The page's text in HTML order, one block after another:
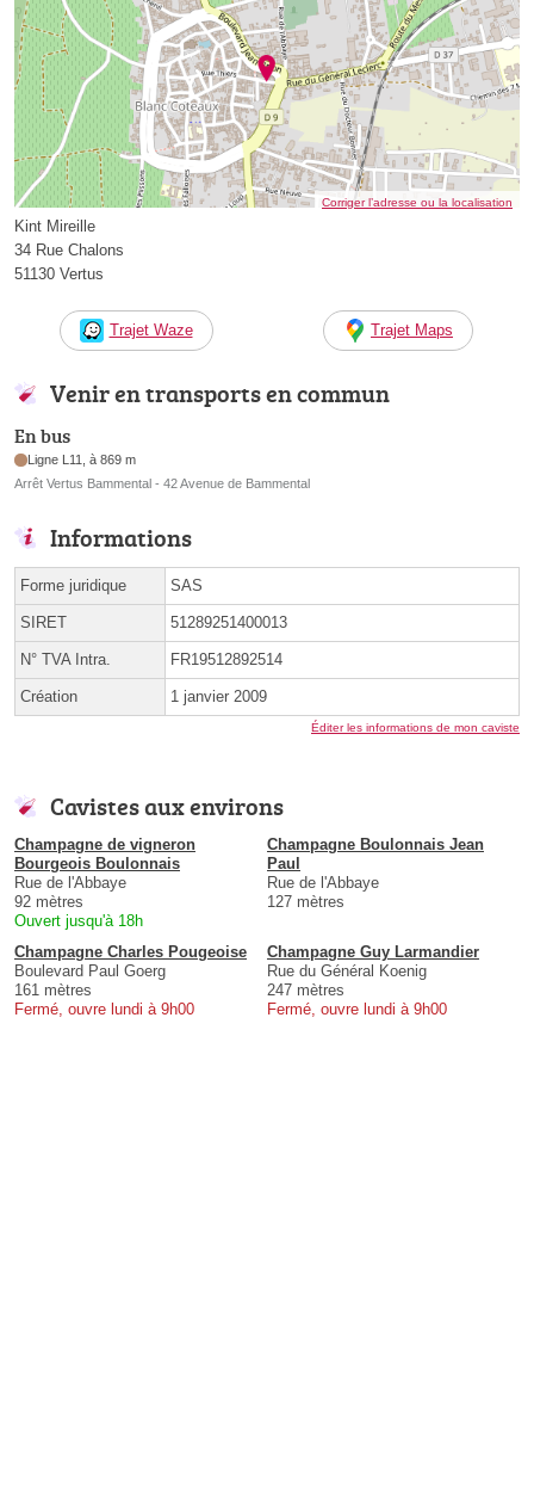
Corriger l’adresse ou la localisation
Kint Mireille
34 Rue Chalons
51130 Vertus
Trajet Waze Trajet Maps
Venir en transports en commun
En bus
Ligne L11, à 869 m
Arrêt Vertus Bammental - 42 Avenue de Bammental
Informations
Forme juridique SAS
SIRET 51289251400013
N° TVA Intra. FR19512892514
Création 1 janvier 2009
Éditer les informations de mon caviste
Cavistes aux environs
Champagne de vigneron
Bourgeois Boulonnais
Rue de l'Abbaye
92 mètres
Ouvert jusqu'à 18h
Champagne Boulonnais Jean
Paul
Rue de l'Abbaye
127 mètres
Champagne Charles Pougeoise
Boulevard Paul Goerg
161 mètres
Fermé, ouvre lundi à 9h00
Champagne Guy Larmandier
Rue du Général Koenig
247 mètres
Fermé, ouvre lundi à 9h00